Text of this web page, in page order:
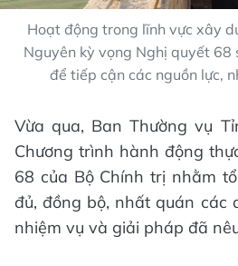
Hoạt động trong lĩnh vực xây
Nguyên kỳ vọng Nghị quyết 68
để tiếp cận các nguồn lực,
Vừa qua, Ban Thường vụ
Chương trình hành động
68 của Bộ Chính trị nhằm
đủ, đồng bộ, nhất quán các
nhiệm vụ và giải pháp đã